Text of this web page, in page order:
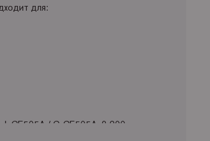
для:
CE505A / C-CE505A: 2 300 страниц